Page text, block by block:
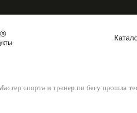
спорта и тренер по бегу прошла